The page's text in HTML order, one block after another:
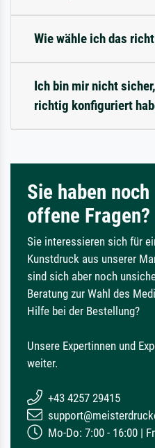
Wie wähle ich das
Ich bin mir nicht
richtig konfiguriert
Sie haben noch
offene Fragen?
Sie interessieren sich für
Kunstdruck aus unserer
sind sich aber noch
Beratung zur Wahl des
Hilfe bei der Bestellung?
Unsere Expertinnen und
weiter.
+43 4257 29415
Mo-Do: 7:00 - 16:00 |